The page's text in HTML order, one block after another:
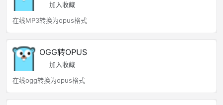
加入收藏
在线MP3转换为opus格式
OGG转OPUS
加入收藏
在线ogg转换为opus格式